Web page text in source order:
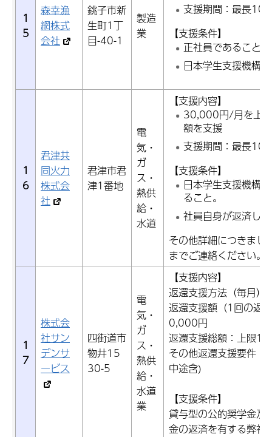
1
5
森幸漁
網株式
会社
銚子市新
生町1丁
目-40-1
製造
業
支援期間：最長10
【支援条件】
正社員であること
日本学生支援機構
1
6
君津共
同火力
株式会
社
君津市君
津1番地
電
気・
ガ
ス・
熱供
給・
水道
【支援内容】
30,000円/月を上
額を支援
支援期間：最長10
【支援条件】
日本学生支援機構
ること。
社員自身が返済し
その他詳細につきまし
までご連絡ください。
1
7
株式会
社サン
デンサ
ービス
四街道市
物井15
30-5
電
気・
ガ
ス・
熱供
給・
水道
業
【支援内容】
返還支援方法（毎月）
返還支援額（1回の返
0,000円
返還支援総額：上限
その他返還支援要件：
中途含)
【支援条件】
貸与型の公的奨学金及
金の返済を有する弊社